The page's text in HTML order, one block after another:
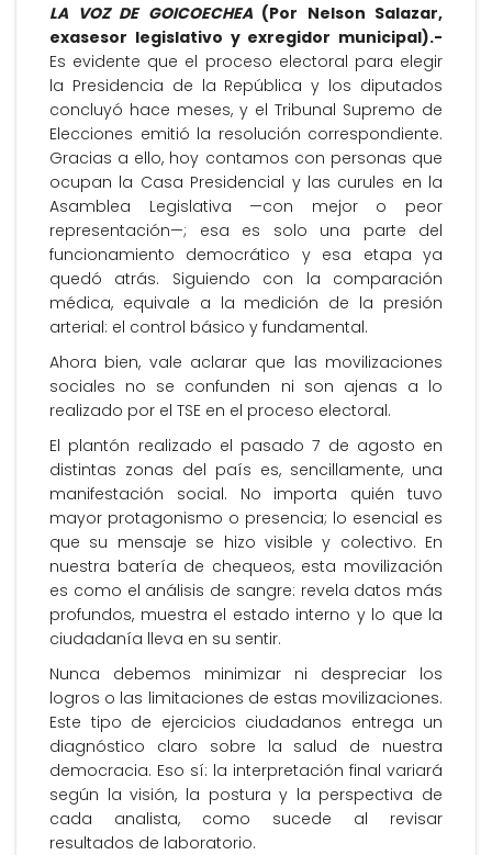
LA VOZ DE GOICOECHEA(Por Nelson Salazar,
exasesor legislativo y exregidor municipal).-
Es evidente que el proceso electoral para elegir
la Presidencia de la República y los diputados
concluyó hace meses, y el Tribunal Supremo de
Elecciones emitió la resolución correspondiente.
Gracias a ello, hoy contamos con personas que
ocupan la Casa Presidencial y las curules en la
Asamblea Legislativa —con mejor o peor
representación—; esa es solo una parte del
funcionamiento democrático y esa etapa ya
quedó atrás. Siguiendo con la comparación
médica, equivale a la medición de la presión
arterial: el control básico y fundamental.
Ahora bien, vale aclarar que las movilizaciones
sociales no se confunden ni son ajenas a lo
realizado por el TSE en el proceso electoral.
El plantón realizado el pasado 7 de agosto en
distintas zonas del país es, sencillamente, una
manifestación social. No importa quién tuvo
mayor protagonismo o presencia; lo esencial es
que su mensaje se hizo visible y colectivo. En
nuestra batería de chequeos, esta movilización
es como el análisis de sangre: revela datos más
profundos, muestra el estado interno y lo que la
ciudadanía lleva en su sentir.
Nunca debemos minimizar ni despreciar los
logros o las limitaciones de estas movilizaciones.
Este tipo de ejercicios ciudadanos entrega un
diagnóstico claro sobre la salud de nuestra
democracia. Eso sí: la interpretación final variará
según la visión, la postura y la perspectiva de
cada analista, como sucede al revisar
resultados de laboratorio.